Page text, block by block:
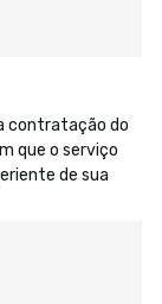
contratação do
que o serviço
de sua